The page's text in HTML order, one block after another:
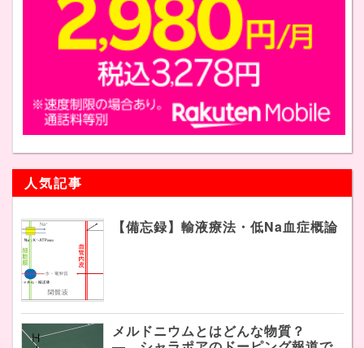
人気記事
【備忘録】輸液療法・低Na血症概論
メルドニウムとはどんな物質？